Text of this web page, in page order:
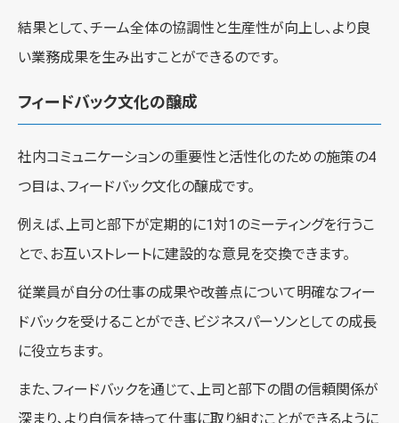
結果として、チーム全体の協調性と生産性が向上し、より良
い業務成果を生み出すことができるのです。
フィードバック文化の醸成
社内コミュニケーションの重要性と活性化のための施策の4
つ目は、フィードバック文化の醸成です。
例えば、上司と部下が定期的に1対1のミーティングを行うこ
とで、お互いストレートに建設的な意見を交換できます。
従業員が自分の仕事の成果や改善点について明確なフィー
ドバックを受けることができ、ビジネスパーソンとしての成長
に役立ちます。
また、フィードバックを通じて、上司と部下の間の信頼関係が
深まり、より自信を持って仕事に取り組むことができるように